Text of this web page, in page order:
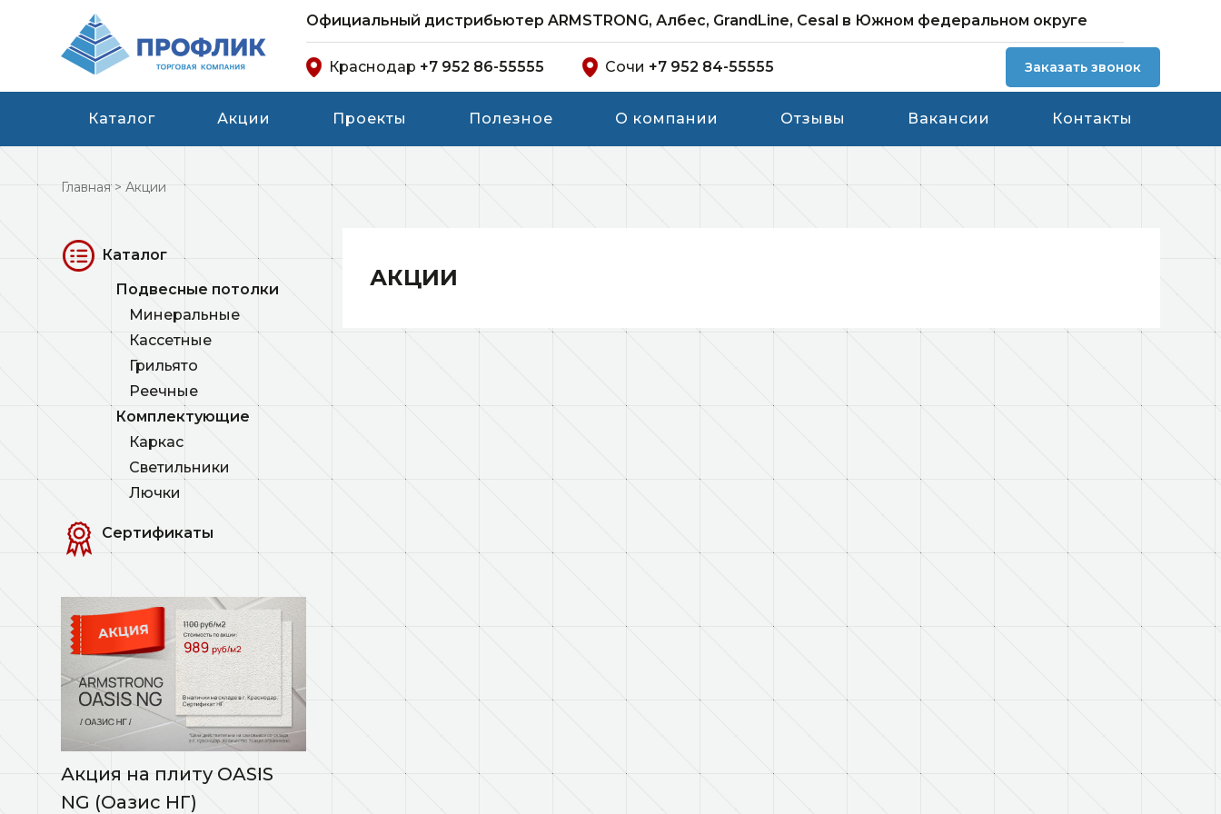
Официальный дистрибьютер ARMSTRONG, Албес, GrandLine, Cesal в Южном федеральном округе
Краснодар +7 952 86-55555 Сочи +7 952 84-55555 Заказать звонок
Каталог Акции Проекты Полезное О компании Отзывы Вакансии Контакты
Главная> Акции
Каталог
Подвесные потолки
Минеральные
Кассетные
Грильято
Реечные
Комплектующие
Каркас
Светильники
Лючки
Сертификаты
Акция на плиту OASIS
NG (Оазис НГ)
АКЦИИ